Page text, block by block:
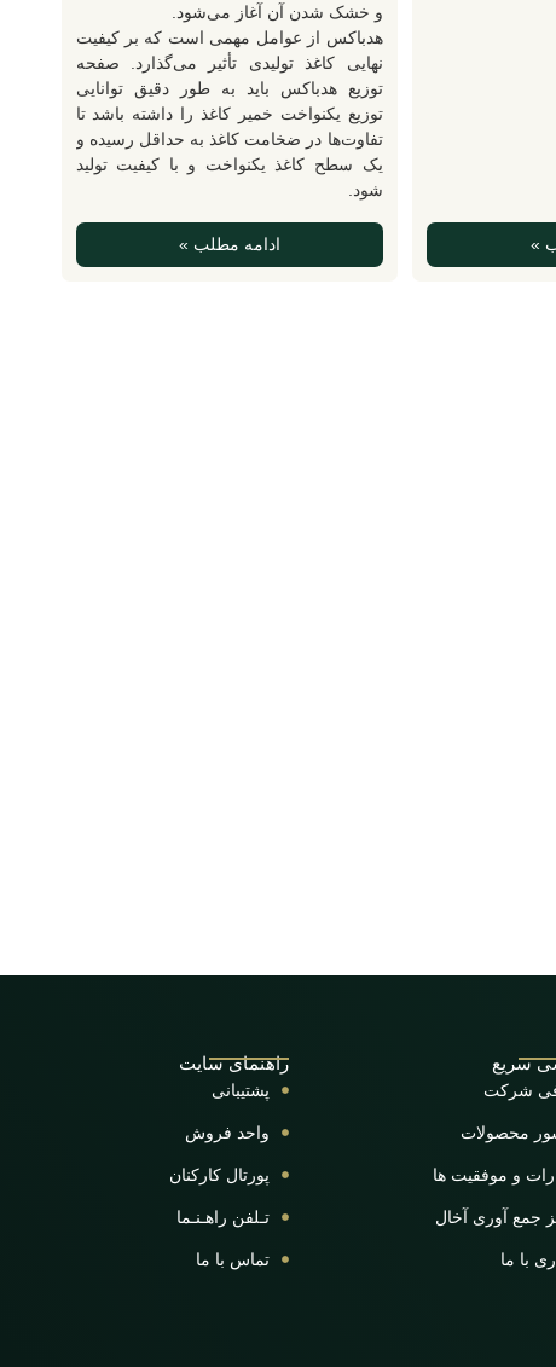
»
و خشک شدن آن آغاز می‌شود.
هدباکس از عوامل مهمی است که بر کیفیت
نهایی کاغذ تولیدی تأثیر می‌گذارد. صفحه
توزیع هدباکس باید به طور دقیق توانایی
توزیع یکنواخت خمیر کاغذ را داشته باشد تا
تفاوت‌ها در ضخامت کاغذ به حداقل رسیده و
یک سطح کاغذ یکنواخت و با کیفیت تولید
شود.
ادامه مطلب »
سریع
شرکت
محصولات
و موفقیت ها
جمع آوری آخال
با ما
راهنمای سایت
پشتیبانی
واحد فروش
پورتال کارکنان
تـلفن راهـنـما
تماس با ما